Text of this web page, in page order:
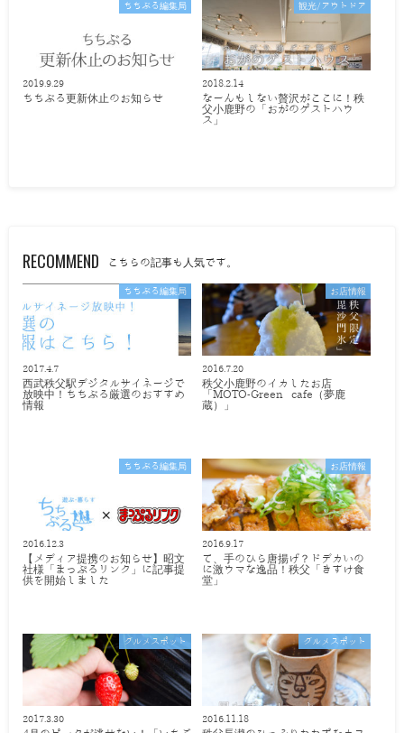
ちちぶる編集局
2019.9.29
ちちぶる更新休止のお知らせ
観光/アウトドア
2018.2.14
なーんもしない贅沢がここに！秩
父小鹿野の「おがのゲストハウ
ス」
RECOMMEND こちらの記事も人気です。
ちちぶる編集局
2017.4.7
西武秩父駅デジタルサイネージで
放映中！ちちぶる厳選のおすすめ
情報
お店情報
2016.7.20
秩父小鹿野のイカしたお店
「MOTO-Green cafe（夢鹿
蔵）」
ちちぶる編集局
2016.12.3
【メディア提携のお知らせ】昭文
社様「まっぷるリンク」に記事提
供を開始しました
お店情報
2016.9.17
て、手のひら唐揚げ？ドデカいの
に激ウマな逸品！秩父「きすけ食
堂」
グルメスポット
2017.3.30
グルメスポット
2016.11.18